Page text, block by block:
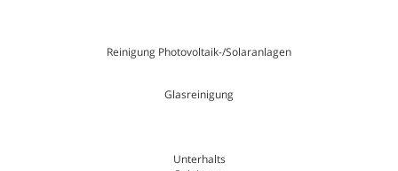
Reinigung Photovoltaik-/Solaranlagen
Glasreinigung
Unterhalts